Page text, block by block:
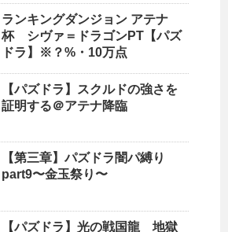
ランキングダンジョン アテナ
杯 シヴァ＝ドラゴンPT【パズ
ドラ】※？%・10万点
【パズドラ】スクルドの強さを
証明する＠アテナ降臨
【第三章】パズドラ闇パ縛り
part9〜金玉祭り〜
【パズドラ】光の戦国龍 地獄